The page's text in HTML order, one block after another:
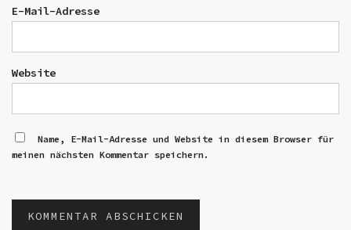
E-Mail-Adresse
Website
Name, E-Mail-Adresse und Website in diesem Browser für
meinen nächsten Kommentar speichern.